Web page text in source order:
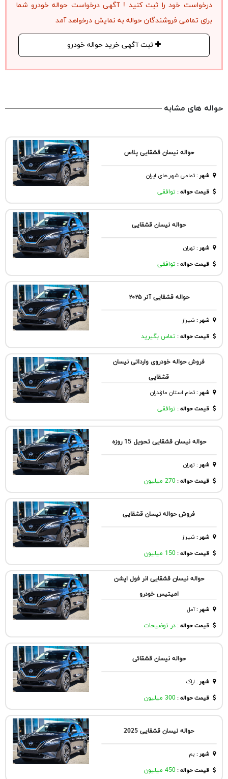
درخواست خود را ثبت کنید ! آگهی درخواست حواله خودرو شما
برای تمامی فروشندگان حواله به نمایش درخواهد آمد
ثبت آگهی خرید حواله خودرو
حواله های مشابه
حواله نیسان قشقایی پلاس
شهر:تمامی شهر های ایران
قیمت حواله : توافقی
حواله نیسان قشقایی
شهر: تهران
قیمت حواله : توافقی
حواله قشقایی آنر ۲۰۲۵
شهر:شيراز
قیمت حواله : تماس بگیرید
فروش حواله خودروی وارداتی نیسان
قشقایی
شهر:تمام استان مازندران
قیمت حواله : توافقی
حواله نیسان قشقایی تحویل 15 روزه
شهر: تهران
قیمت حواله : 270 میلیون
فروش حواله نیسان قشقایی
شهر:شيراز
قیمت حواله : 150 میلیون
حواله نیسان قشقایی انر فول اپشن
امیتیس خودرو
شهر:آمل
قیمت حواله :در توضیحات
حواله نیسان قشقائی
شهر: اراک
قیمت حواله : 300 میلیون
حواله نیسان قشقایی 2025
شهر: بم
قیمت حواله : 450 میلیون